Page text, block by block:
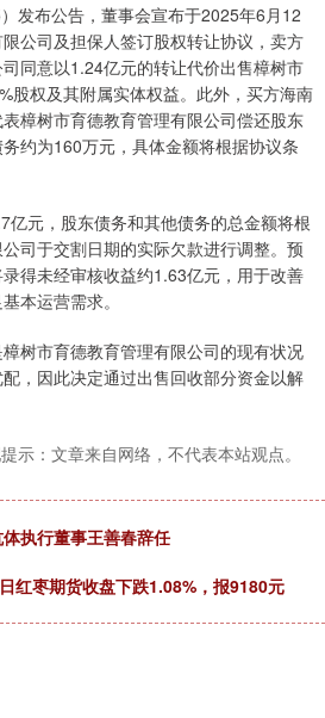
布公告，董事会宣布于2025年6月12
公司及担保人签订股权转让协议，卖方
同意以1.24亿元的转让代价出售樟树市
股权及其附属实体权益。此外，买方海南
樟树市育德教育管理有限公司偿还股东
约为160万元，具体金额将根据协议条
元，股东债务和其他债务的总金额将根
司于交割日期的实际欠款进行调整。预
得未经审核收益约1.63亿元，用于改善
本运营需求。
市育德教育管理有限公司的现有状况
，因此决定通过出售回收部分资金以解
示：文章来自网络，不代表本站观点。
执行董事王善春辞任
红枣期货收盘下跌1.08%，报9180元